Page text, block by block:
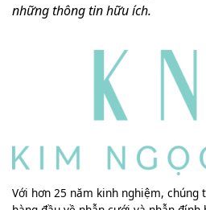
những thông tin hữu ích.
Với hơn 25 năm kinh nghiệm,